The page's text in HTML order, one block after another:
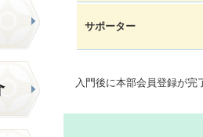
サポーター
入門後に本部会員登録が